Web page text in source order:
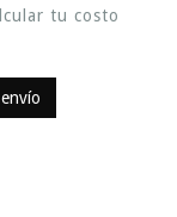
tu costo